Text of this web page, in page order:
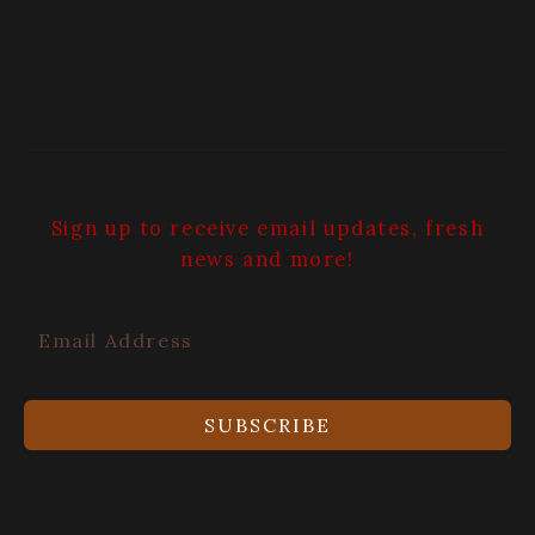
Sign up to receive email updates, fresh
news and more!
SUBSCRIBE